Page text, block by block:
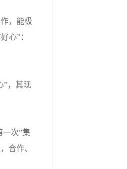
，能极
心”：
”，其现
次”集
合作、